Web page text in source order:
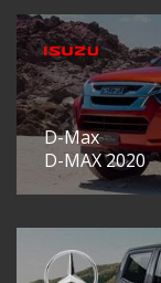
D-Max
D-MAX 2020